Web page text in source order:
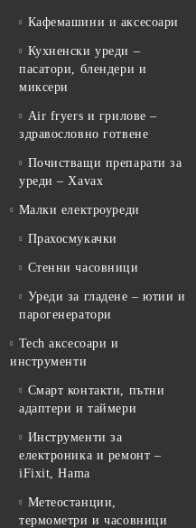
Кафемашини и аксесоари
Кухненски уреди –
пасатори, блендери и
миксери
Air fryers и грилове –
здравословно готвене
Почистващи препарати за
уреди – Xavax
Малки електроуреди
Прахосмукачки
Стенни часовници
Уреди за гладене – ютии и
парогенератори
Tech аксесоари и
инструменти
Смарт контакти, пътни
адаптери и таймери
Инструменти за
електроника и ремонт –
iFixit, Hama
Метеостанции,
термометри и часовници